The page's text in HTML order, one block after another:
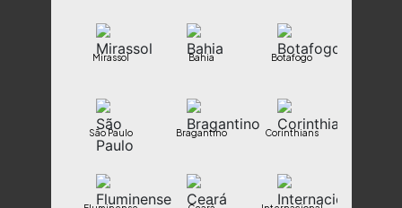
Mirassol Bahia Botafogo
São Paulo Bragantino Corinthians